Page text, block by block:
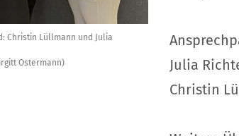
Christin Lüllmann und Julia
Ostermann)
Julia
Christin